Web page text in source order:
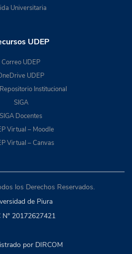
Universitaria
UDEP
Correo UDEP
UDEP
Institucional
SIGA
SIGA Docentes
Virtual – Moodle
Virtual – Canvas
los Derechos Reservados.
de Piura
N° 20172627421
por DIRCOM